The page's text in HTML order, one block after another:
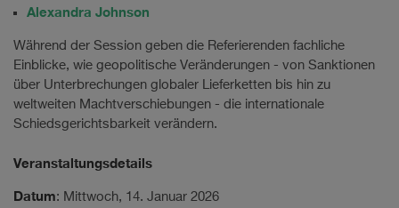
Alexandra Johnson
Während der Session geben die Referierenden fachliche
Einblicke, wie geopolitische Veränderungen - von Sanktionen
über Unterbrechungen globaler Lieferketten bis hin zu
weltweiten Machtverschiebungen - die internationale
Schiedsgerichtsbarkeit verändern.
Veranstaltungsdetails
Datum: Mittwoch, 14. Januar 2026